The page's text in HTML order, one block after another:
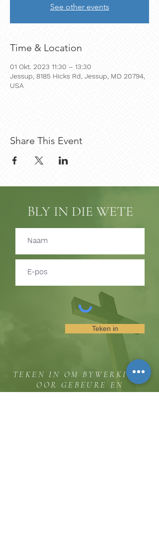
See other events
Time & Location
01 Okt. 2023 11:30 – 13:30
Jessup, 8185 Hicks Rd, Jessup, MD 20794,
USA
Share This Event
BLY IN DIE WETE
Teken in
TEKEN IN OM BYWERKINGS
OOR GEBEURE EN
BEDIENINGGELEENTHEDE TE